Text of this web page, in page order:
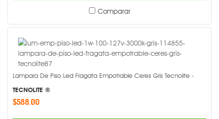
Comparar
Lampara De Piso Led Fragata Empotrable Ceres Gris Tecnolite -
TECNOLITE ®
$588.00